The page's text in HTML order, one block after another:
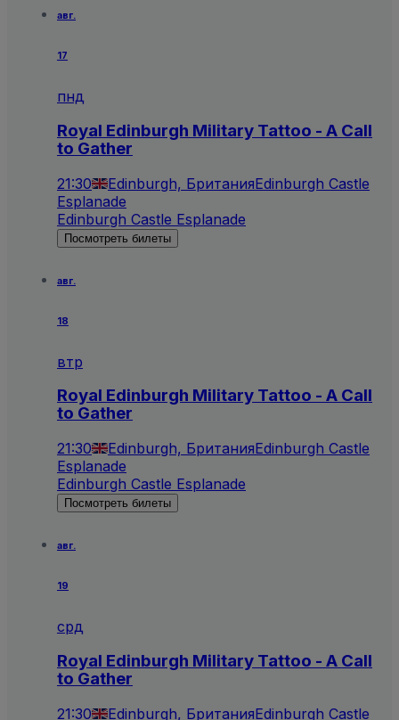
авг.
17
пнд
Royal Edinburgh Military Tattoo - A Call
to Gather
21:30 Edinburgh, БританияEdinburgh Castle
Esplanade
Edinburgh Castle Esplanade
Посмотреть билеты
авг.
18
втр
Royal Edinburgh Military Tattoo - A Call
to Gather
21:30 Edinburgh, БританияEdinburgh Castle
Esplanade
Edinburgh Castle Esplanade
Посмотреть билеты
авг.
19
срд
Royal Edinburgh Military Tattoo - A Call
to Gather
21:30 Edinburgh, БританияEdinburgh Castle